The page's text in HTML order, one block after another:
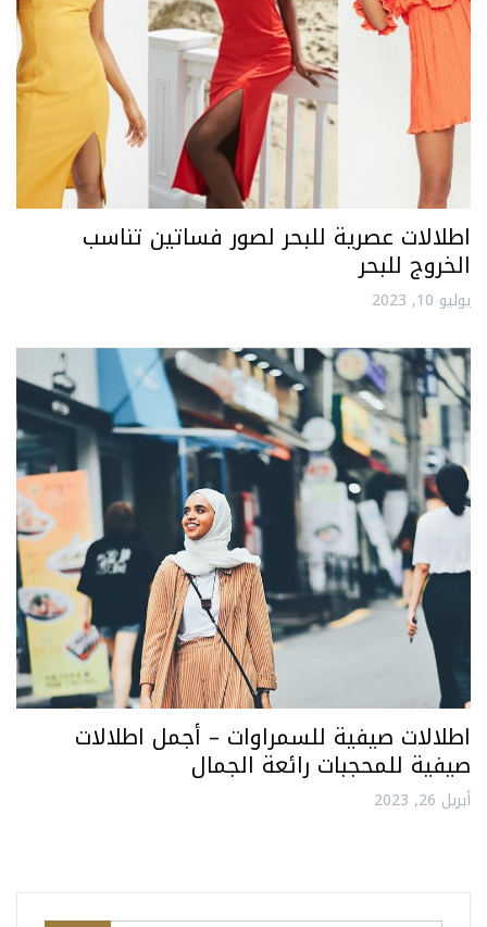
اطلالات عصرية للبحر لصور فساتين تناسب
الخروج للبحر
يوليو 10, 2023
اطلالات صيفية للسمراوات – أجمل اطلالات
صيفية للمحجبات رائعة الجمال
أبريل 26, 2023